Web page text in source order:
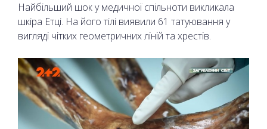
Найбільший шок у медичної спільноти викликала
шкіра Етці. На його тілі виявили 61 татуювання у
вигляді чітких геометричних ліній та хрестів.